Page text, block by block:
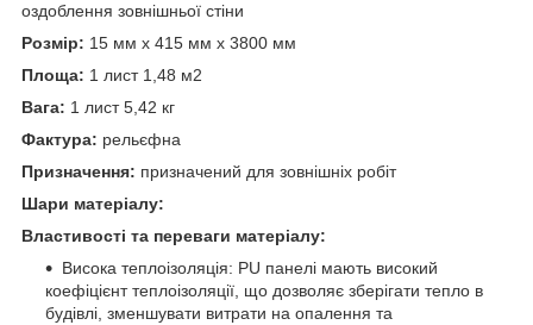
оздоблення зовнішньої стіни
Розмір: 15 мм x 415 мм x 3800 мм
Площа: 1 лист 1,48 м2
Вага: 1 лист 5,42 кг
Фактура: рельєфна
Призначення: призначений для зовнішніх робіт
Шари матеріалу:
Властивості та переваги матеріалу:
Висока теплоізоляція: PU панелі мають високий
коефіцієнт теплоізоляції, що дозволяє зберігати тепло в
будівлі, зменшувати витрати на опалення та